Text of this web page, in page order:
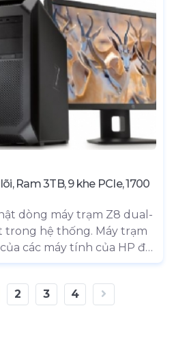
nhiều giải pháp, dự án
Ram 3TB, 9 khe PCIe, 1700
dòng máy trạm Z8 dual-
hệ thống. Máy trạm
các máy tính của HP để
nghiệp và giá của nó
sẽ vượt qua cả những
2 3 4